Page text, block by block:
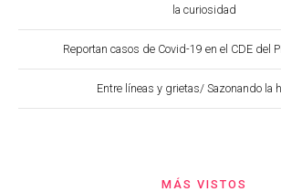
la curiosidad
Reportan casos de Covid-19 en el CDE del
Entre líneas y grietas/ Sazonando la
MÁS VISTOS